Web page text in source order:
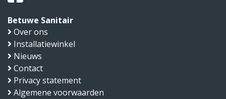
Betuwe Sanitair
Over ons
Installatiewinkel
Nieuws
Contact
Privacy statement
Algemene voorwaarden